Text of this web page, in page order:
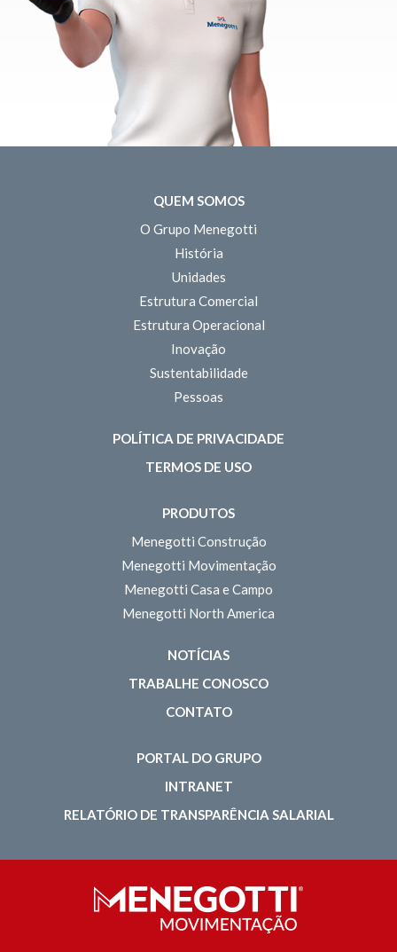
QUEM SOMOS
O Grupo Menegotti
História
Unidades
Estrutura Comercial
Estrutura Operacional
Inovação
Sustentabilidade
Pessoas
POLÍTICA DE PRIVACIDADE
TERMOS DE USO
PRODUTOS
Menegotti Construção
Menegotti Movimentação
Menegotti Casa e Campo
Menegotti North America
NOTÍCIAS
TRABALHE CONOSCO
CONTATO
PORTAL DO GRUPO
INTRANET
RELATÓRIO DE TRANSPARÊNCIA SALARIAL